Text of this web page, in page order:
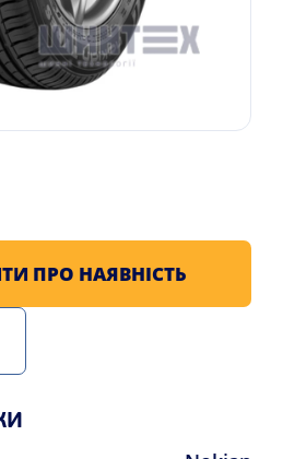
ПРО НАЯВНІСТЬ